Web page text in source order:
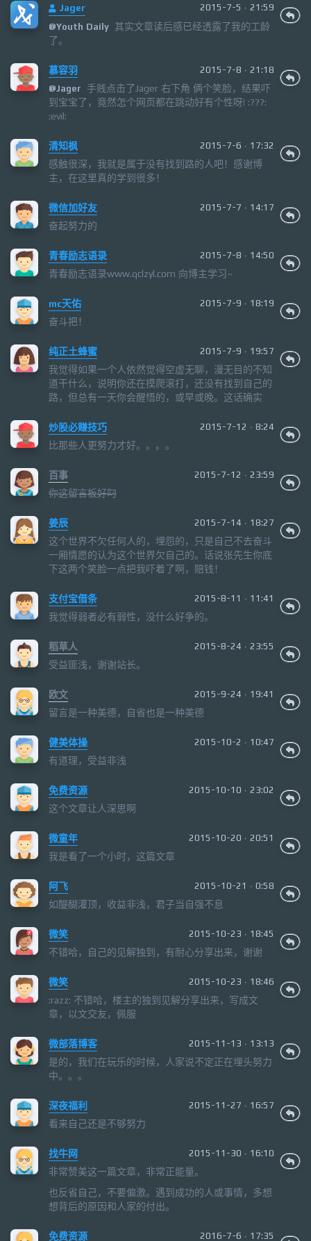
Jager
2015-7-5 · 21:59
@Youth Daily 其实文章读后感已经透露了我的工龄
了。
慕容羽
2015-7-8 · 21:18
@Jager
手贱点击了Jager 右下角 俩个笑脸，结果吓
到宝宝了，竟然怎个网页都在跳动好有个性呀! :???:
:evil:
清知枫 2015-7-6 · 17:32
感触很深，我就是属于没有找到路的人吧！感谢博
主，在这里真的学到很多！
微信加好友 2015-7-7 · 14:17
奋起努力的
青春励志语录 2015-7-8 · 14:50
青春励志语录www.qclzyl.com 向博主学习~
mc天佑 2015-7-9 · 18:19
奋斗把！
纯正土蜂蜜 2015-7-9 · 19:57
我觉得如果一个人依然觉得空虚无聊，漫无目的不知
道干什么，说明你还在摸爬滚打，还没有找到自己的
路，但总有一天你会醒悟的，或早或晚。这话确实
炒股必赚技巧 2015-7-12 · 8:24
比那些人更努力才好。。。。
百事 2015-7-12 · 23:59
你这留言板好叼
姜辰 2015-7-14 · 18:27
这个世界不欠任何人的，埋怨的，只是自己不去奋斗
一厢情愿的认为这个世界欠自己的。话说张先生你底
下这两个笑脸一点把我吓着了啊，赔钱！
支付宝借条 2015-8-11 · 11:41
我觉得弱者必有弱性，没什么好争的。
稻草人 2015-8-24 · 23:55
受益匪浅，谢谢站长。
欧文 2015-9-24 · 19:41
留言是一种美德，自省也是一种美德
健美体操 2015-10-2 · 10:47
有道理，受益非浅
免费资源 2015-10-10 · 23:02
这个文章让人深思啊
微童年 2015-10-20 · 20:51
我是看了一个小时，这篇文章
阿飞 2015-10-21 · 0:58
如醍醐灌顶，收益非浅，君子当自强不息
微笑 2015-10-23 · 18:45
不错哈，自己的见解独到，有耐心分享出来，谢谢
微笑 2015-10-23 · 18:46
:razz: 不错哈，楼主的独到见解分享出来，写成文
章，以文交友，佩服
微部落博客 2015-11-13 · 13:13
是的，我们在玩乐的时候，人家说不定正在埋头努力
中。。。
深夜福利 2015-11-27 · 16:57
看来自己还是不够努力
找牛网 2015-11-30 · 16:10
非常赞美这一篇文章，非常正能量。
也反省自己，不要偏激。遇到成功的人或事情，多想
想背后的原因和人家的付出。
免费资源 2016-7-6 · 17:35